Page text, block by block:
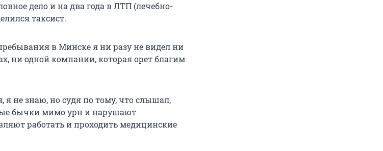
дело и на два года в ЛТП (лечебно-
таксист.
в Минске я ни разу не видел ни
ни одной компании, которая орет благим
не знаю, но судя по тому, что слышал,
бычки мимо урн и нарушают
работать и проходить медицинские